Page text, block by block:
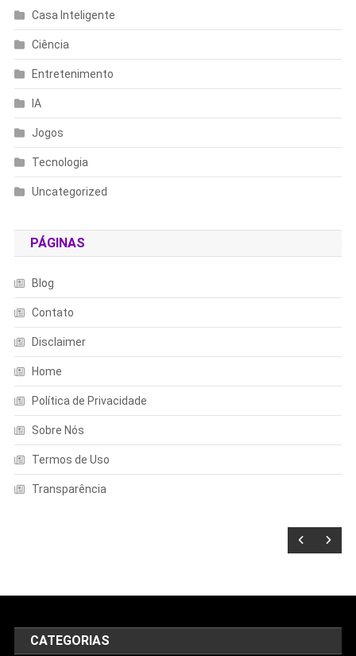
Casa Inteligente
Ciência
Entretenimento
IA
Jogos
Tecnologia
Uncategorized
PÁGINAS
Blog
Contato
Disclaimer
Home
Política de Privacidade
Sobre Nós
Termos de Uso
Transparência
CATEGORIAS